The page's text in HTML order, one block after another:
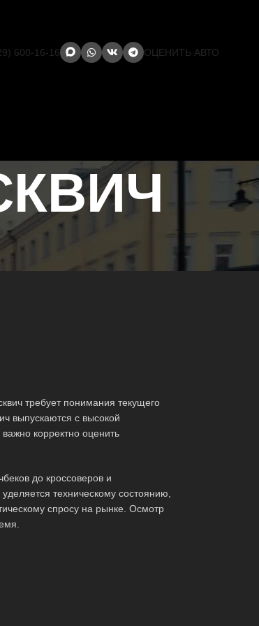
600-16-16 ОЦЕНИТЬ АВТО
требует понимания текущего
выпускаются с высокой
корректно оценить
до кроссоверов и
техническому состоянию,
спросу на рынке. Осмотр